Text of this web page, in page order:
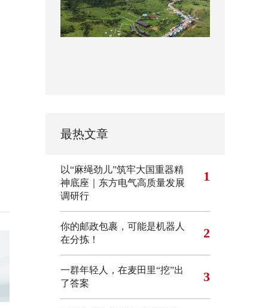
最热文章
以“麻绳劲儿”筑牢大国重器精
神底座｜东方电气高质量发展
调研行
1
你的邮政包裹，可能是机器人
在分拣！
2
一群年轻人，在麦田里“挖”出
了答案
3